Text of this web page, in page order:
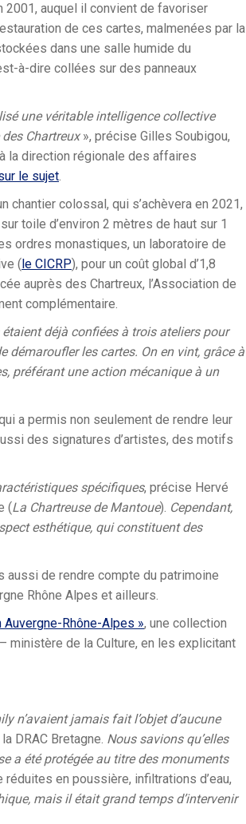
2001, auquel il convient de favoriser
de ces cartes, malmenées par la
dans une salle humide du
à-dire collées sur des panneaux
une véritable intelligence collective
Chartreux», précise Gilles Soubigou,
la direction régionale des affaires
le sujet.
chantier colossal, qui s’achèvera en 2021,
toile d’environ 2 mètres de haut sur 1
ordres monastiques, un laboratoire de
(le CICRP), pour un coût global d’1,8
auprès des Chartreux, l’Association de
complémentaire.
déjà confiées à trois ateliers pour
démaroufler les cartes. On en vint, grâce à
préférant une action mécanique à un
a permis non seulement de rendre leur
des signatures d’artistes, des motifs
spécifiques, précise Hervé
(La Chartreuse de Mantoue). Cependant,
esthétique, qui constituent des
de rendre compte du patrimoine
Rhône Alpes et ailleurs.
Rhône-Alpes », une collection
ministère de la Culture, en les explicitant
n’avaient jamais fait l’objet d’aucune
DRAC Bretagne. Nous savions qu’elles
a été protégée au titre des monuments
en poussière, infiltrations d’eau,
mais il était grand temps d’intervenir